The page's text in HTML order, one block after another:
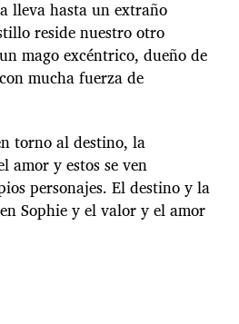
lleva hasta un extraño
reside nuestro otro
mago excéntrico, dueño de
mucha fuerza de
torno al destino, la
amor y estos se ven
personajes. El destino y la
Sophie y el valor y el amor